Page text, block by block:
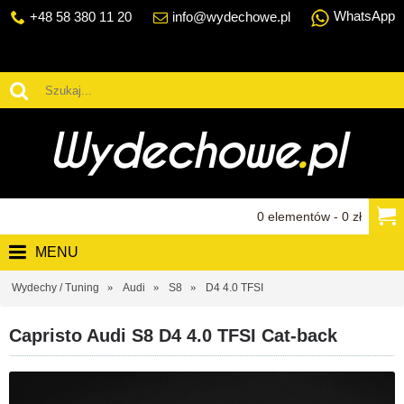
+48 58 380 11 20 info@wydechowe.pl WhatsApp
0 elementów - 0 zł
MENU
Wydechy / Tuning Audi S8 D4 4.0 TFSI
Capristo Audi S8 D4 4.0 TFSI Cat-back